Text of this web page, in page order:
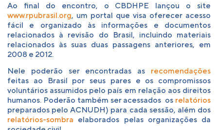
Ao final do encontro, o CBDHPE lançou o site
www.rpubrasil.org, um portal que visa oferecer acesso
fácil e organizado às informações e documentos
relacionados à revisão do Brasil, incluindo materiais
relacionados às suas duas passagens anteriores, em
2008 e 2012.
Nele poderão ser encontradas as recomendações
feitas ao Brasil por seus pares e os compromissos
voluntários assumidos pelo país em relação aos direitos
humanos. Poderão também ser acessados os relatórios
preparados pelo ACNUDH) para cada sessão, além dos
relatórios-sombra elaborados pelas organizações da